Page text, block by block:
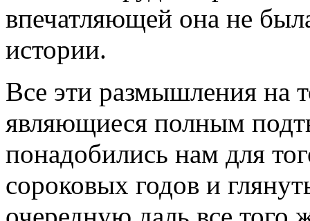
впечатляющей она не
истории.
Все эти размышления на
являющиеся полным
понадобились нам для
сороковых годов и